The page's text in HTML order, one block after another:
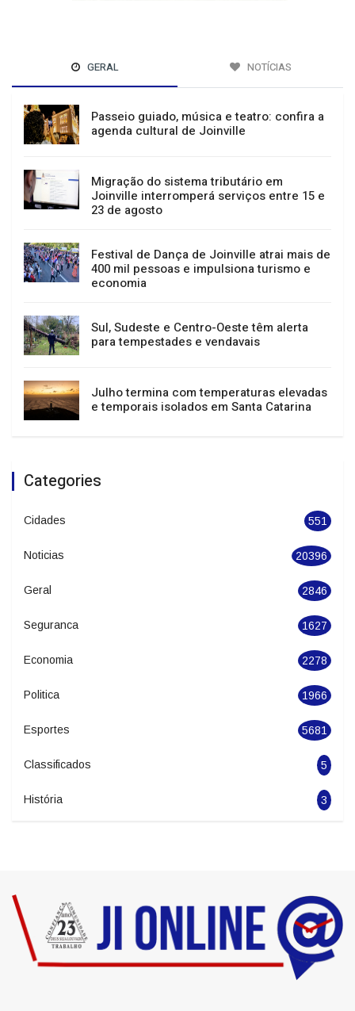
GERAL NOTÍCIAS
Passeio guiado, música e teatro: confira a
agenda cultural de Joinville
Migração do sistema tributário em
Joinville interromperá serviços entre 15 e
23 de agosto
Festival de Dança de Joinville atrai mais de
400 mil pessoas e impulsiona turismo e
economia
Sul, Sudeste e Centro-Oeste têm alerta
para tempestades e vendavais
e temporais isolados em Santa Catarina
Categories
Cidades 551
Noticias 20396
Geral 2846
Seguranca 1627
Economia 2278
Politica 1966
Esportes 5681